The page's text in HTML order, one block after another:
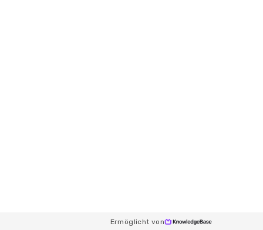
Ermöglicht von